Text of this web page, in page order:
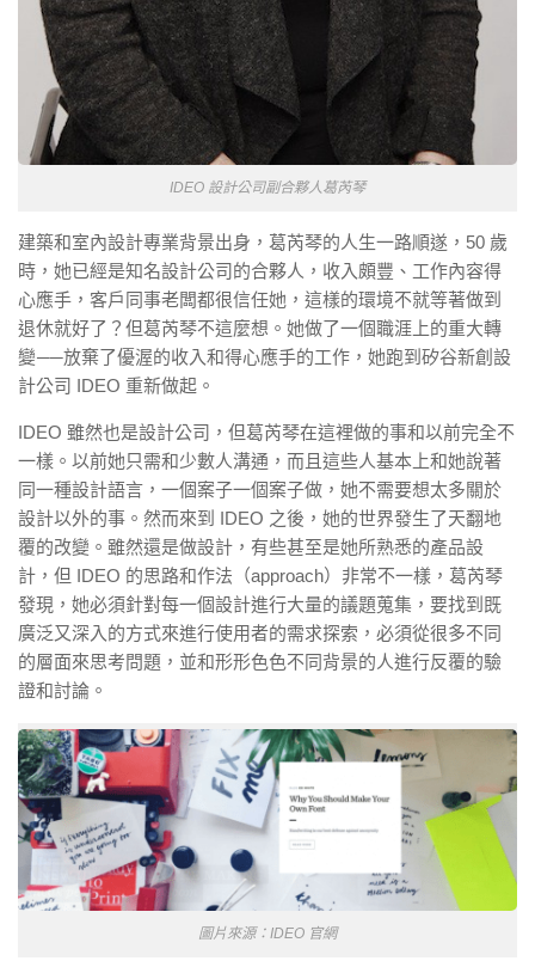
IDEO 設計公司副合夥人葛芮琴
建築和室內設計專業背景出身，葛芮琴的人生一路順遂，50 歲
時，她已經是知名設計公司的合夥人，收入頗豐、工作內容得
心應手，客戶同事老闆都很信任她，這樣的環境不就等著做到
退休就好了？但葛芮琴不這麼想。她做了一個職涯上的重大轉
變 ──放棄了優渥的收入和得心應手的工作，她跑到矽谷新創設
計公司 IDEO 重新做起。
IDEO 雖然也是設計公司，但葛芮琴在這裡做的事和以前完全不
一樣。以前她只需和少數人溝通，而且這些人基本上和她說著
同一種設計語言，一個案子一個案子做，她不需要想太多關於
設計以外的事。然而來到 IDEO 之後，她的世界發生了天翻地
覆的改變。雖然還是做設計，有些甚至是她所熟悉的產品設
計，但 IDEO 的思路和作法（approach）非常不一樣，葛芮琴
發現，她必須針對每一個設計進行大量的議題蒐集，要找到既
廣泛又深入的方式來進行使用者的需求探索，必須從很多不同
的層面來思考問題，並和形形色色不同背景的人進行反覆的驗
證和討論。
圖片來源：IDEO 官網